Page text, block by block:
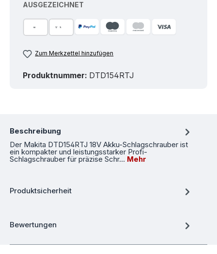
AUSGEZEICHNET
Zum Merkzettel hinzufügen
Produktnummer: DTD154RTJ
Beschreibung
Der Makita DTD154RTJ 18V Akku-Schlagschrauber ist
ein kompakter und leistungsstarker Profi-
Schlagschrauber für präzise Schr… Mehr
Produktsicherheit
Bewertungen